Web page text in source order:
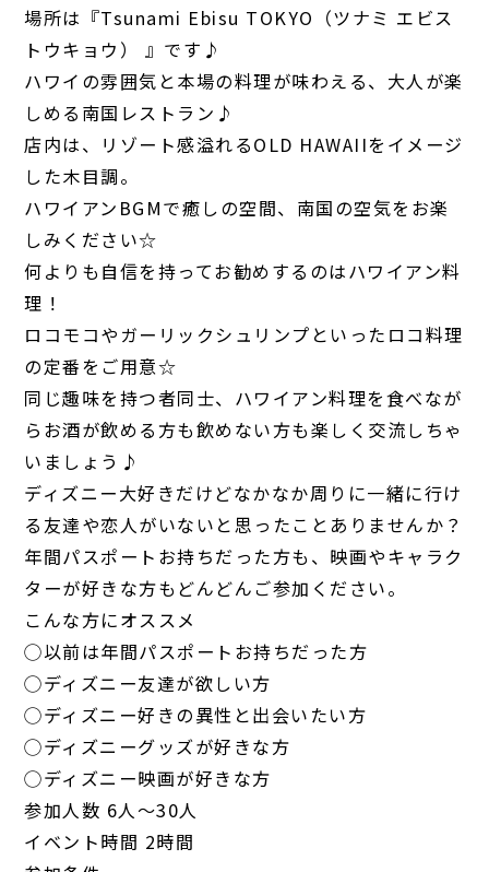
場所は『Tsunami Ebisu TOKYO（ツナミ エビス
トウキョウ） 』です♪
ハワイの雰囲気と本場の料理が味わえる、大人が楽
しめる南国レストラン♪
店内は、リゾート感溢れるOLD HAWAIIをイメージ
した木目調。
ハワイアンBGMで癒しの空間、南国の空気をお楽
しみください☆
何よりも自信を持ってお勧めするのはハワイアン料
理！
ロコモコやガーリックシュリンプといったロコ料理
の定番をご用意☆
同じ趣味を持つ者同士、ハワイアン料理を食べなが
らお酒が飲める方も飲めない方も楽しく交流しちゃ
いましょう♪
ディズニー大好きだけどなかなか周りに一緒に行け
る友達や恋人がいないと思ったことありませんか？
年間パスポートお持ちだった方も、映画やキャラク
ターが好きな方もどんどんご参加ください。
こんな方にオススメ
◯以前は年間パスポートお持ちだった方
◯ディズニー友達が欲しい方
◯ディズニー好きの異性と出会いたい方
◯ディズニーグッズが好きな方
◯ディズニー映画が好きな方
参加人数 6人〜30人
イベント時間 2時間